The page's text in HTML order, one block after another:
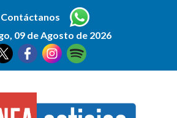
Contáctanos
09 de Agosto de 2026